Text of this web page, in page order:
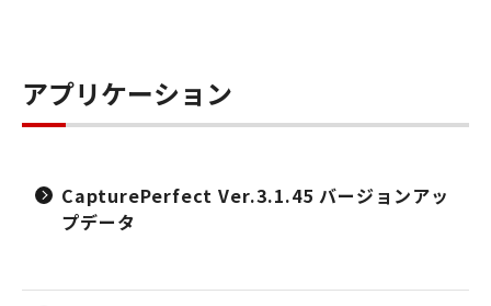
アプリケーション
CapturePerfect Ver.3.1.45 バージョンアッ
プデータ